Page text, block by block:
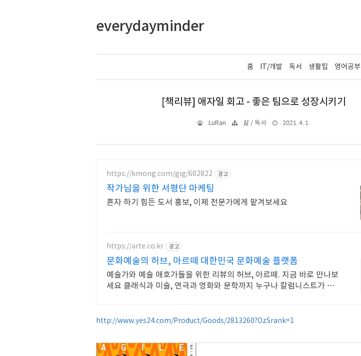
everydayminder
홈 IT/개발 독서 생활팁 영어공부
[책리뷰] 애자일 회고 - 좋은 팀으로 성장시키기
LuRan 삶 / 독서 2021. 4. 1.
https://kmong.com/gig/602822 광고
작가님을 위한 서평단 마케팅
혼자 하기 힘든 도서 홍보, 이제 전문가에게 맡겨보세요
https://arte.co.kr 광고
문화예술의 허브, 아르떼 대한민국 문화예술 플랫폼
예술가와 예술 애호가들을 위한 리뷰의 허브, 아르떼. 지금 바로 만나보
세요 클래식과 미술, 연극과 영화와 문학까지 누구나 칼럼니스트가 될
http://www.yes24.com/Product/Goods/2813260?OzSrank=1